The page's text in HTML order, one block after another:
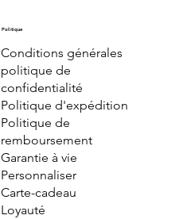
Politique
Conditions générales
politique de
confidentialité
Politique d'expédition
Politique de
remboursement
Garantie à vie
Personnaliser
Carte-cadeau
Loyauté